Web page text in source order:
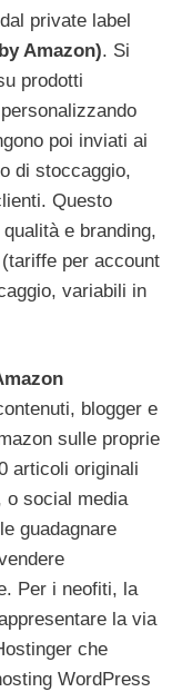
private label
Amazon). Si
prodotti
poi inviati ai
di stoccaggio,
Questo
e branding,
per account
variabili in
blogger e
sulle proprie
articoli originali
o social media
guadagnare
Per i neofiti, la
la via
che
WordPress